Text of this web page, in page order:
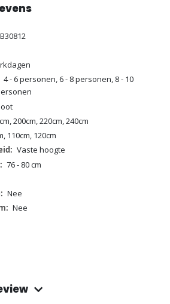
B30812
4 - 6 personen, 6 - 8 personen, 8 - 10
200cm, 220cm, 240cm
110cm, 120cm
Vaste hoogte
76 - 80 cm
Nee
Nee